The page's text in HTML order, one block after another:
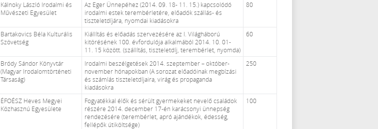
Kálnoky László Irodalmi és
Művészeti Egyesület
Az Eger Ünnepéhez (2014. 09. 18- 11. 15.) kapcsolódó
irodalmi estek terembérletére, előadók szállás- és
tiszteletdíjára, nyomdai kiadásokra
80
Bartakovics Béla Kulturális
Szövetség
Kiállítás és előadás szervezésére az I. Világháború
kitörésének 100. évfordulója alkalmából 2014. 10. 01-
11. 15 között. (szállítás, tiszteletdíj, terembérlet, nyomda)
60
Bródy Sándor Könyvtár
(Magyar Irodalomtörténeti
Társaság)
Irodalmi beszélgetések 2014. szeptember – október-
november hónapokban (A sorozat előadóinak megbízási
és számlás tiszteletdíjaira, virág és propaganda
kiadásokra
250
ÉFOÉSZ Heves Megyei
Közhasznú Egyesülete
Fogyatékkal élők és sérült gyermekeket nevelő családok
részére 2014. december 17-én karácsonyi ünnepség
rendezésére (terembérlet, apró ajándékok, édesség,
fellépők útiköltsége)
100